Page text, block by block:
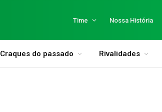
Time Nossa História
Craques do passado Rivalidades